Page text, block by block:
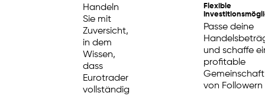
Handeln
Sie mit
Zuversicht,
in dem
Wissen,
dass
Eurotrader
vollständig
Flexible
Passe deine
und schaffe
profitable
Gemeinschaft
von Followern